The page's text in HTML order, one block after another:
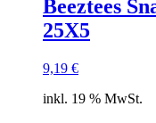
Beeztees
25X5
9,19 €
inkl. 19 % MwSt.